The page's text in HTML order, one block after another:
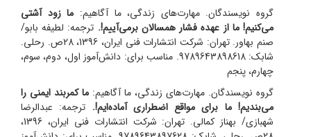
گروه نویسندگان. مهارت‌های زندگی، ما آگاهیم: ما زود آشتی
می‌کنیم! ما از عهده فشار همسالان برمی‌آییم!. ترجمه: لطیفه بابو/
صنم بهاور.
تهران: شرکت انتشارات فنی ایران، 1396، 28ص. رحلی.
شابک: 9789643898618. مناسب برای: دانش‌آموز اول، دوم، سوم،
چهارم، پنجم
گروه نویسندگان. مهارت‌های زندگی، ما آگاهیم: ما کمربند ایمنی را
می‌بندیم! ما برای مواقع اضطراری آماده‌ایم!. ترجمه: عبدالرضا
شهبازی/ بهناز کمالی.
تهران: شرکت انتشارات فنی ایران، 1396،